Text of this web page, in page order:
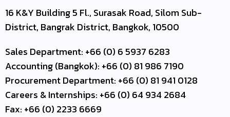
16 K&Y Building 5 Fl., Surasak Road, Silom Sub-
District, Bangrak District, Bangkok, 10500
Sales Department: +66 (0) 6 5937 6283
Accounting (Bangkok): +66 (0) 81 986 7190
Procurement Department: +66 (0) 81 941 0128
Careers & Internships: +66 (0) 64 934 2684
Fax: +66 (0) 2233 6669